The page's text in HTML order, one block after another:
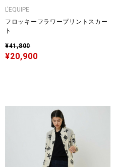
L'EQUIPE
フロッキーフラワープリントスカー
ト
¥41,800
¥20,900